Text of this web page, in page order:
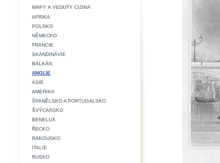
MAPY A VEDUTY CIZINA
AFRIKA
POLSKO
NĚMECKO
FRANCIE
SKANDINÁVIE
BALKÁN
ANGLIE
ASIE
AMERIKA
ŠPANĚLSKO A PORTUGALSKO
ŠVÝCARSKO
BENELUX
ŘECKO
RAKOUSKO
ITALIE
RUSKO